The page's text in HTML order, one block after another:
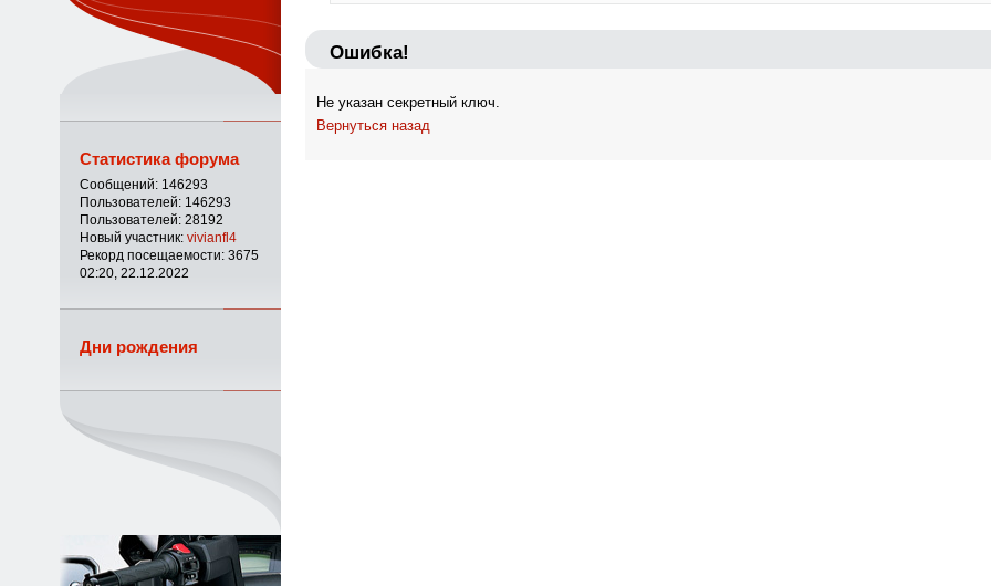
Ошибка!
Не указан секретный ключ.
Вернуться назад
Статистика форума
Сообщений: 146293
Пользователей: 146293
Пользователей: 28192
Новый участник: vivianfl4
Рекорд посещаемости: 3675
02:20, 22.12.2022
Дни рождения